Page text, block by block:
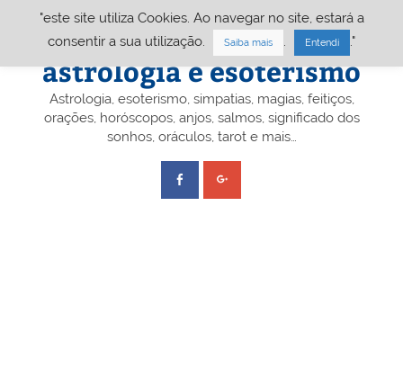
Portal A&E – Portal
astrologia e esoterismo
Astrologia, esoterismo, simpatias, magias, feitiços,
orações, horóscopos, anjos, salmos, significado dos
sonhos, oráculos, tarot e mais…
"este site utiliza Cookies. Ao navegar no site, estará a
consentir a sua utilização.
Saiba mais Entendi ."